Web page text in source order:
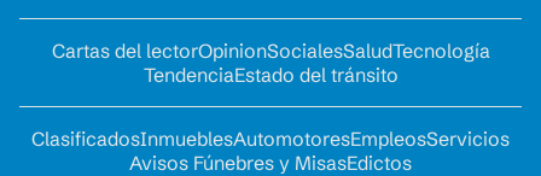
Cartas del lectorOpinionSocialesSaludTecnología
TendenciaEstado del tránsito
ClasificadosInmueblesAutomotoresEmpleosServicios
Avisos Fúnebres y MisasEdictos